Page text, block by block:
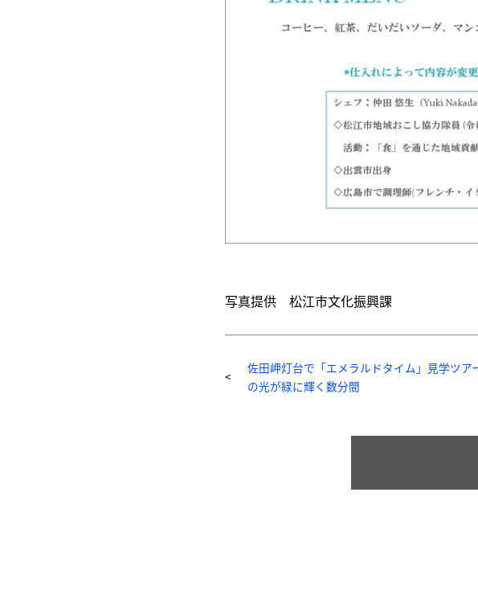
写真提供 松江市文化振興課
佐田岬灯台で「エメラルドタイム」見学ツア
の光が緑に輝く数分間